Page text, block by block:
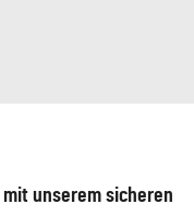
unserem sicheren